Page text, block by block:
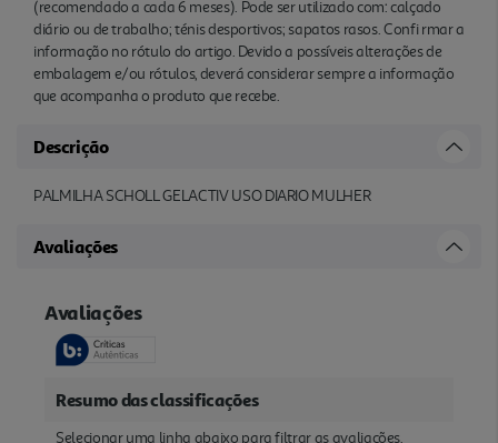
(recomendado a cada 6 meses). Pode ser utilizado com: calçado
diário ou de trabalho; ténis desportivos; sapatos rasos. Confi rmar a
informação no rótulo do artigo. Devido a possíveis alterações de
embalagem e/ou rótulos, deverá considerar sempre a informação
que acompanha o produto que recebe.
Descrição
PALMILHA SCHOLL GELACTIV USO DIARIO MULHER
Avaliações